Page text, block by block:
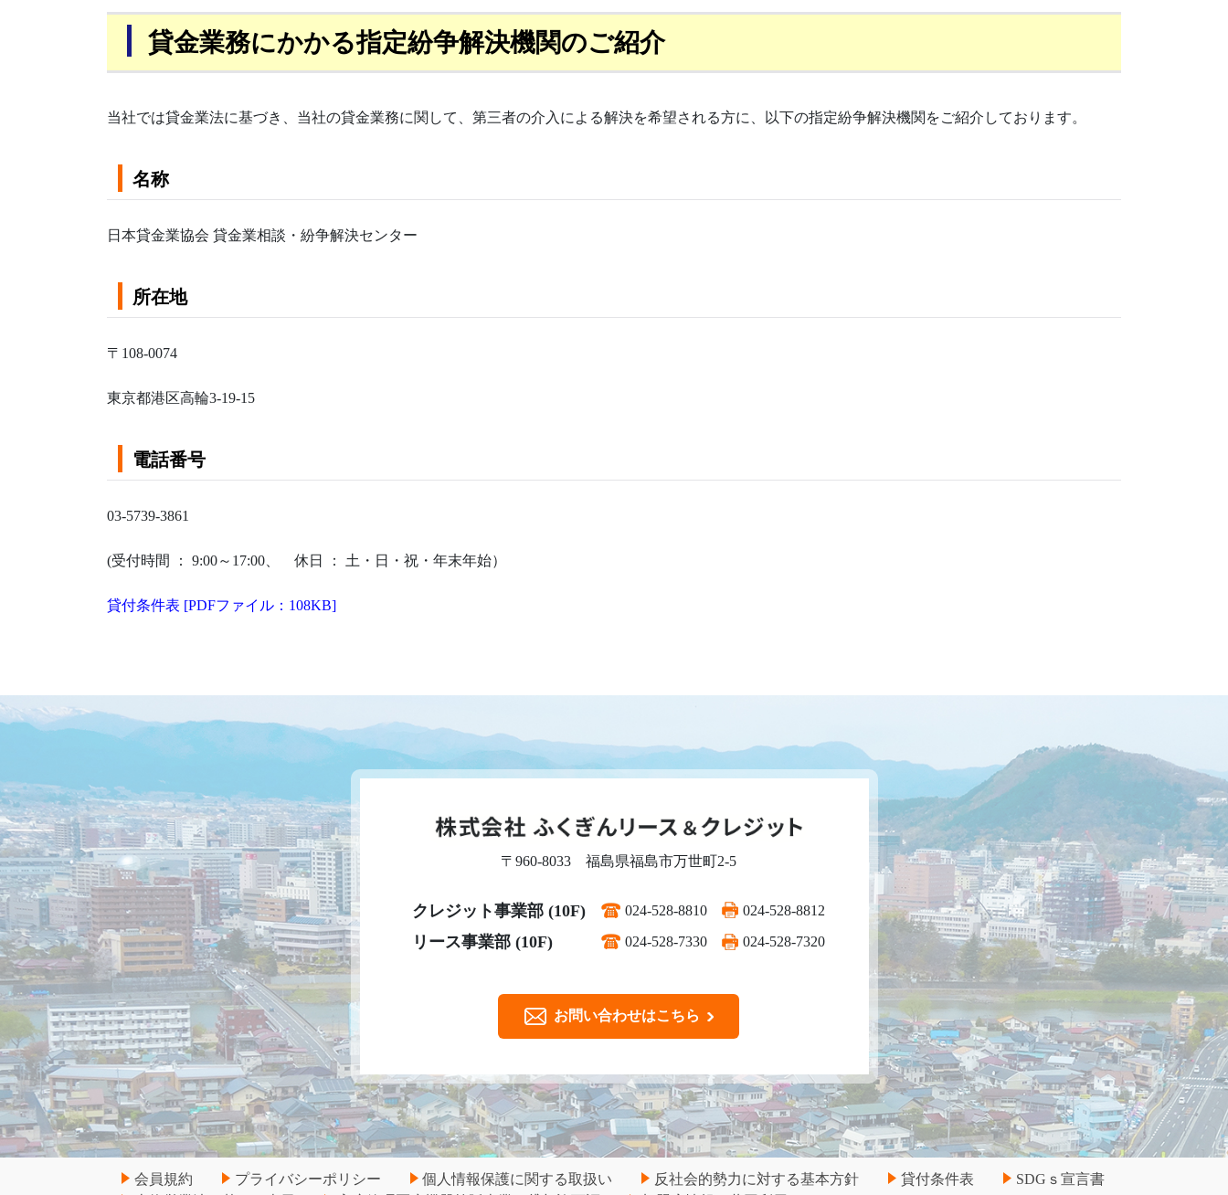
貸金業務にかかる指定紛争解決機関のご紹介
当社では貸金業法に基づき、当社の貸金業務に関して、第三者の介入による解決を希望される方に、以下の指定紛争解決機関をご紹介しております。
名称
日本貸金業協会 貸金業相談・紛争解決センター
所在地
〒108-0074
東京都港区高輪3-19-15
電話番号
03-5739-3861
(受付時間 ： 9:00～17:00、 休日 ： 土・日・祝・年末年始）
貸付条件表 [PDFファイル：108KB]
〒960-8033 福島県福島市万世町2-5
クレジット事業部 (10F) 024-528-8810 024-528-8812
リース事業部 (10F) 024-528-7330 024-528-7320
お問い合わせはこちら
会員規約 プライバシーポリシー 個人情報保護に関する取扱い 反社会的勢力に対する基本方針 貸付条件表
SDGｓ宣言書